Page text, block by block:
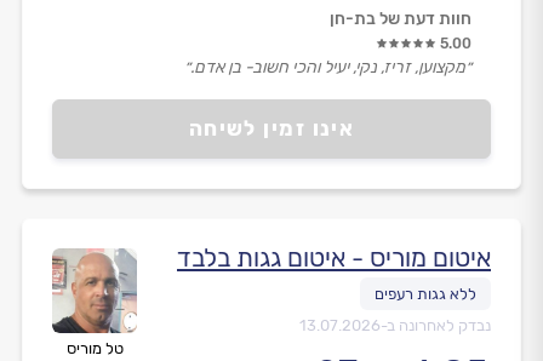
אינו זמין לשיחה
חוות דעת של בת-חן
5.00
״מקצוען, זריז, נקי, יעיל והכי חשוב- בן אדם.״
טל מוריס
איטום מוריס - איטום גגות בלבד
נבדק לאחרונה ב-13.07.2026